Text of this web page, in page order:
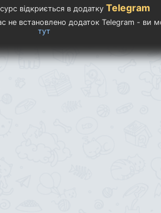
відкриється в додатку Telegram
не встановлено додаток Telegram - ви
тут